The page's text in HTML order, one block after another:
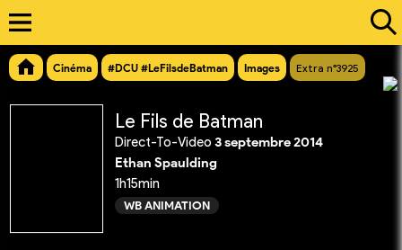
Cinéma #DCU #LeFilsdeBatman Images Extra n°3925
Le Fils de Batman
Direct-To-Video 3 septembre 2014
Ethan Spaulding
1h15min
WB ANIMATION